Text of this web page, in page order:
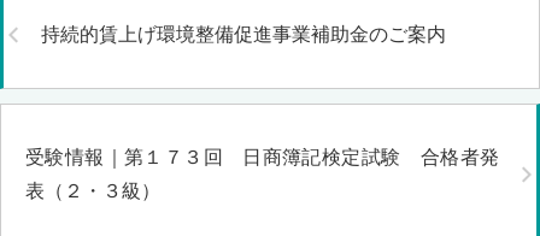
持続的賃上げ環境整備促進事業補助金のご案内
受験情報｜第１７３回 日商簿記検定試験 合格者発
表（２・３級）